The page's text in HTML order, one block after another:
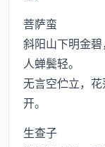
菩萨蛮
斜阳山下明金
人蝉鬓轻。
无言空伫立，
开。
生查子